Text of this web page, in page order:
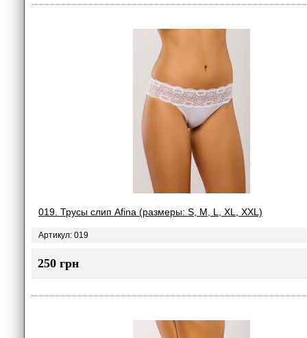
019. Трусы слип Afina (размеры: S, M, L, XL, XXL)
Артикул: 019
250 грн